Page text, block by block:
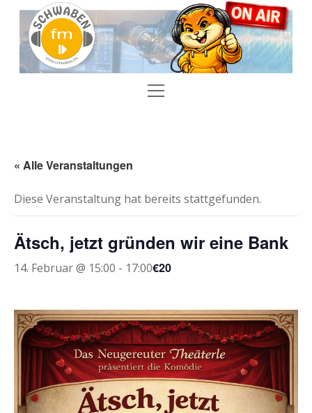
SCHWABEN.fm
SCHWABEN.fm
Teilt uns Eure Musikwünsche mit
Bei SCHWABEN.fm dabei sein
Veranstaltungen
Veranstaltung einreichen
Sendeplan
facebook
instagram
E-
Mail
Schwaben.fm
einschalten
Menü
« Alle Veranstaltungen
Diese Veranstaltung hat bereits stattgefunden.
Ätsch, jetzt gründen wir eine Bank
14. Februar @ 15:00 - 17:00€20